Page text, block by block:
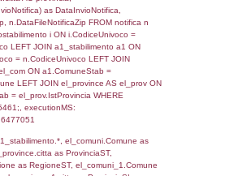
ALL'ALLEGATO 1 DEL DECRETO
DIRETTIVA 2012/18/UE
L (pubblico) - INFORMAZIONI
CON IMPATTO